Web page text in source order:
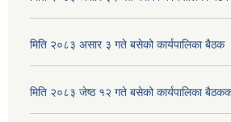
मिति २०८३ असार ३ गते बसेको कार्यपालिका बैठक
मिति २०८३ जेष्ठ १२ गते बसेको कार्यपालिका